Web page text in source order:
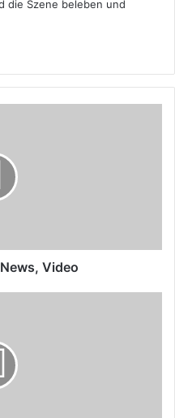
die Szene beleben und
Video